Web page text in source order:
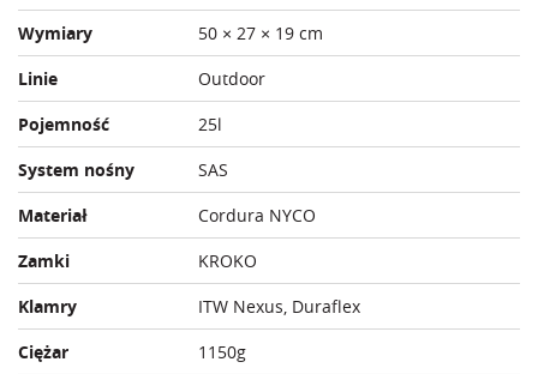
Wymiary
50 × 27 × 19 cm
Linie
Outdoor
Pojemność
25l
System nośny
SAS
Materiał
Cordura NYCO
Zamki
KROKO
Klamry
ITW Nexus, Duraflex
Ciężar
1150g